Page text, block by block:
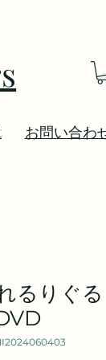
お問い合わ
るりぐ